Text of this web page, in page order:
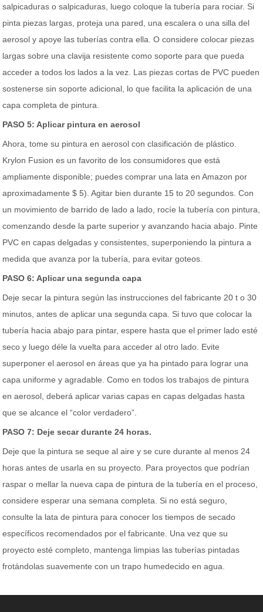
salpicaduras o salpicaduras, luego coloque la tubería para rociar. Si
pinta piezas largas, proteja una pared, una escalera o una silla del
aerosol y apoye las tuberías contra ella. O considere colocar piezas
largas sobre una clavija resistente como soporte para que pueda
acceder a todos los lados a la vez. Las piezas cortas de PVC pueden
sostenerse sin soporte adicional, lo que facilita la aplicación de una
capa completa de pintura.
PASO 5: Aplicar pintura en aerosol
Ahora, tome su pintura en aerosol con clasificación de plástico.
Krylon Fusion es un favorito de los consumidores que está
ampliamente disponible; puedes comprar una lata en Amazon por
aproximadamente $ 5). Agitar bien durante 15 to 20 segundos. Con
un movimiento de barrido de lado a lado, rocíe la tubería con pintura,
comenzando desde la parte superior y avanzando hacia abajo. Pinte
PVC en capas delgadas y consistentes, superponiendo la pintura a
medida que avanza por la tubería, para evitar goteos.
PASO 6: Aplicar una segunda capa
Deje secar la pintura según las instrucciones del fabricante 20 t o 30
minutos, antes de aplicar una segunda capa. Si tuvo que colocar la
tubería hacia abajo para pintar, espere hasta que el primer lado esté
seco y luego déle la vuelta para acceder al otro lado. Evite
superponer el aerosol en áreas que ya ha pintado para lograr una
capa uniforme y agradable. Como en todos los trabajos de pintura
en aerosol, deberá aplicar varias capas en capas delgadas hasta
que se alcance el “color verdadero”.
PASO 7: Deje secar durante 24 horas.
Deje que la pintura se seque al aire y se cure durante al menos 24
horas antes de usarla en su proyecto. Para proyectos que podrían
raspar o mellar la nueva capa de pintura de la tubería en el proceso,
considere esperar una semana completa. Si no está seguro,
consulte la lata de pintura para conocer los tiempos de secado
específicos recomendados por el fabricante. Una vez que su
proyecto esté completo, mantenga limpias las tuberías pintadas
frotándolas suavemente con un trapo humedecido en agua.